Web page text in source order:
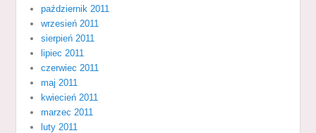
październik 2011
wrzesień 2011
sierpień 2011
lipiec 2011
czerwiec 2011
maj 2011
kwiecień 2011
marzec 2011
luty 2011